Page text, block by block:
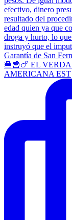
🍔🍟🍗 EL
AMERICANA EST